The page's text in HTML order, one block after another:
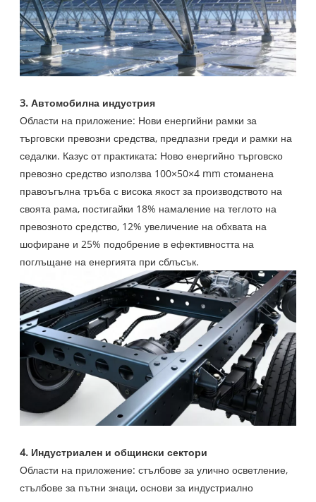
3. Автомобилна индустрия
Области на приложение: Нови енергийни рамки за
търговски превозни средства, предпазни греди и рамки на
седалки. Казус от практиката: Ново енергийно търговско
превозно средство използва 100×50×4 mm стоманена
правоъгълна тръба с висока якост за производството на
своята рама, постигайки 18% намаление на теглото на
превозното средство, 12% увеличение на обхвата на
шофиране и 25% подобрение в ефективността на
поглъщане на енергията при сблъсък.
4. Индустриален и общински сектори
Области на приложение: стълбове за улично осветление,
стълбове за пътни знаци, основи за индустриално